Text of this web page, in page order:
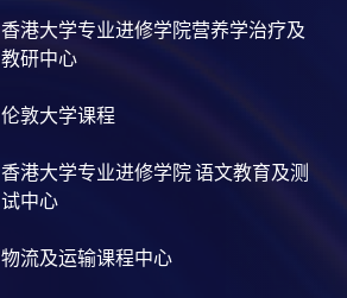
香港大学专业进修学院营养学治疗及
教研中心
伦敦大学课程
香港大学专业进修学院 语文教育及测
试中心
物流及运输课程中心